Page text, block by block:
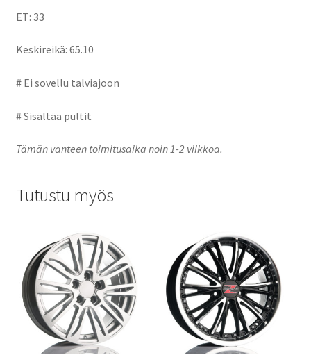
ET: 33
Keskireikä: 65.10
# Ei sovellu talviajoon
# Sisältää pultit
Tämän vanteen toimitusaika noin 1-2 viikkoa.
Tutustu myös